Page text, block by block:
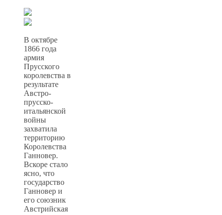
В октябре
1866 года
армия
Прусского
королевства в
результате
Австро-
прусско-
итальянской
войны
захватила
территорию
Королевства
Ганновер.
Вскоре стало
ясно, что
государство
Ганновер и
его союзник
Австрийская